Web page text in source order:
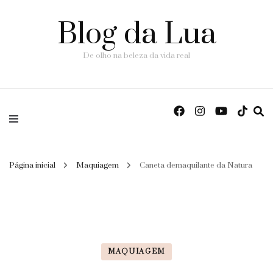
Blog da Lua
De olho na beleza da vida real
Página inicial Maquiagem Caneta demaquilante da Natura
MAQUIAGEM